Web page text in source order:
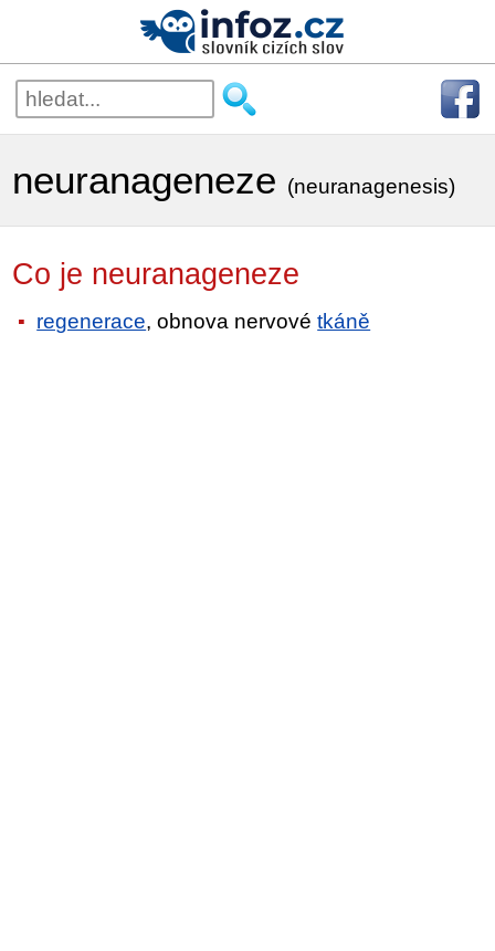
neuranageneze (neuranagenesis)
Co je neuranageneze
regenerace, obnova nervovétkáně